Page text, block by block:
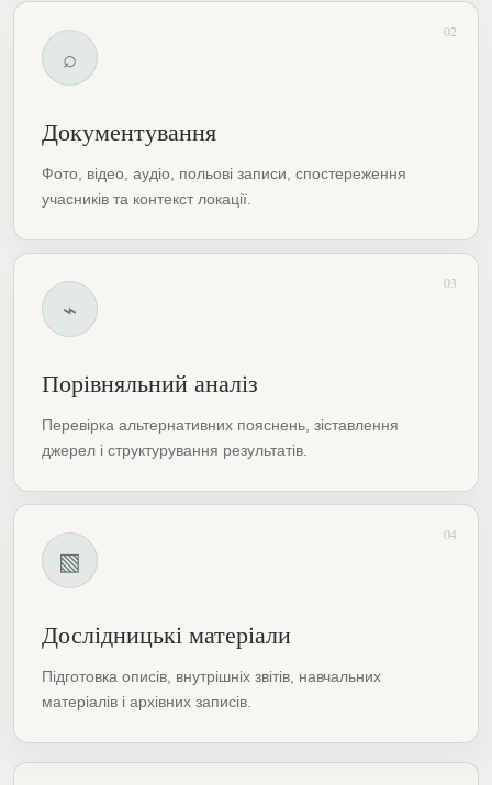
02
⌕
Документування
Фото, відео, аудіо, польові записи, спостереження
учасників та контекст локації.
03
⌁
Порівняльний аналіз
Перевірка альтернативних пояснень, зіставлення
джерел і структурування результатів.
04
▧
Дослідницькі матеріали
Підготовка описів, внутрішніх звітів, навчальних
матеріалів і архівних записів.